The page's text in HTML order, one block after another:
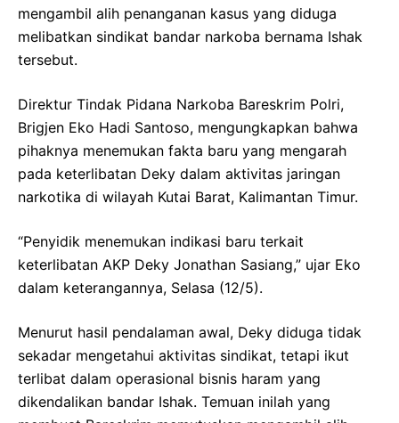
mengambil alih penanganan kasus yang diduga
melibatkan sindikat bandar narkoba bernama Ishak
tersebut.
Direktur Tindak Pidana Narkoba Bareskrim Polri,
Brigjen Eko Hadi Santoso, mengungkapkan bahwa
pihaknya menemukan fakta baru yang mengarah
pada keterlibatan Deky dalam aktivitas jaringan
narkotika di wilayah Kutai Barat, Kalimantan Timur.
“Penyidik menemukan indikasi baru terkait
keterlibatan AKP Deky Jonathan Sasiang,” ujar Eko
dalam keterangannya, Selasa (12/5).
Menurut hasil pendalaman awal, Deky diduga tidak
sekadar mengetahui aktivitas sindikat, tetapi ikut
terlibat dalam operasional bisnis haram yang
dikendalikan bandar Ishak. Temuan inilah yang